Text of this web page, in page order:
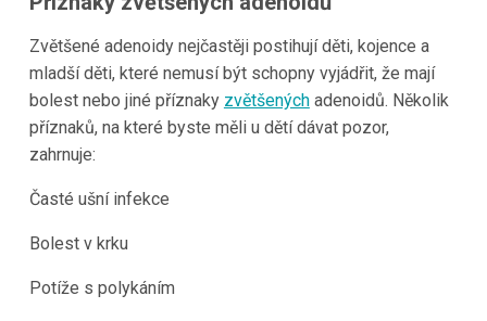
Zvětšené adenoidy nejčastěji postihují děti, kojence a
mladší děti, které nemusí být schopny vyjádřit, že mají
bolest nebo jiné příznaky zvětšenýchadenoidů. Několik
příznaků, na které byste měli u dětí dávat pozor,
zahrnuje:
Časté ušní infekce
Bolest v krku
Potíže s polykáním